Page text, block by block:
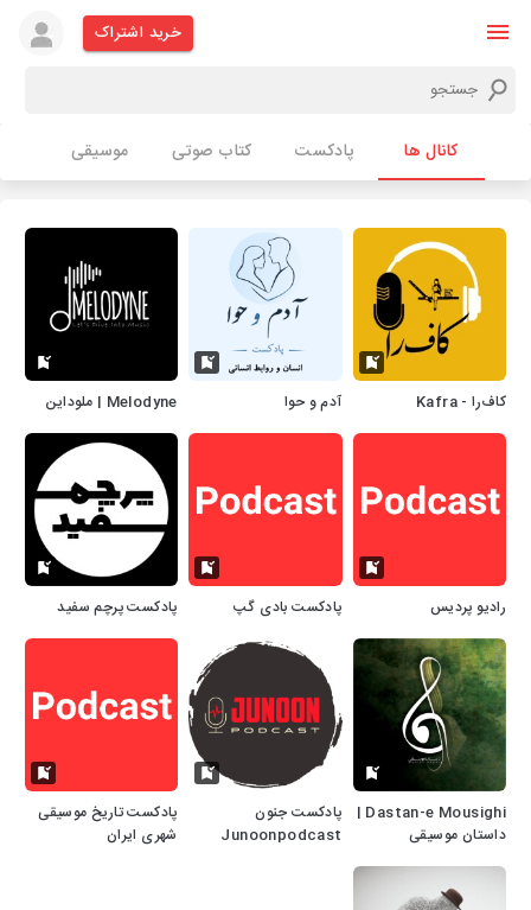
خرید اشتراک
کانال ها پادکست کتاب صوتی موسیقی
کاف‌را - Kafra آدم و حوا Melodyne | ملوداین
رادیو پردیس پادکست بادی گپ پادکست پرچم سفید
Dastan-e Mousighi |
داستان موسیقی
پادکست جنون
Junoonpodcast
پادکست تاریخ موسیقی
شهری ایران